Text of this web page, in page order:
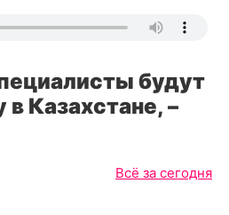
будут
в Казахстане, –
Всё за сегодня